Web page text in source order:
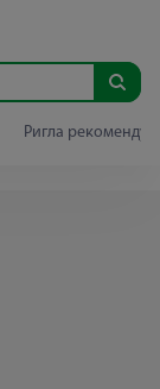
Ригла